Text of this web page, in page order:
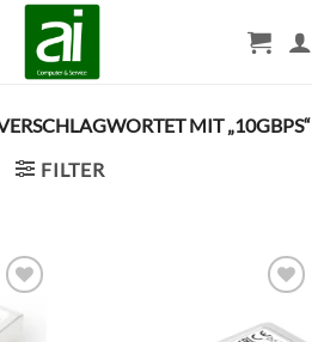
MIT „10GBPS“
FILTER